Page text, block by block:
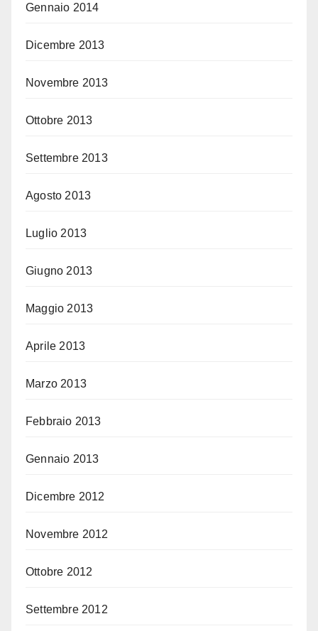
Gennaio 2014
Dicembre 2013
Novembre 2013
Ottobre 2013
Settembre 2013
Agosto 2013
Luglio 2013
Giugno 2013
Maggio 2013
Aprile 2013
Marzo 2013
Febbraio 2013
Gennaio 2013
Dicembre 2012
Novembre 2012
Ottobre 2012
Settembre 2012